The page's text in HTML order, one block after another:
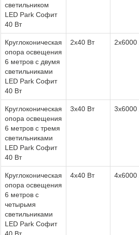
светильником
LED Park Софит
40 Вт
Круглоконическая
опора освещения
6 метров с двумя
светильниками
LED Park Софит
40 Вт
2x40 Вт
Круглоконическая
опора освещения
6 метров с тремя
светильниками
LED Park Софит
40 Вт
3x40 Вт
Круглоконическая
опора освещения
6 метров с
четырьмя
светильниками
LED Park Софит
4x40 Вт